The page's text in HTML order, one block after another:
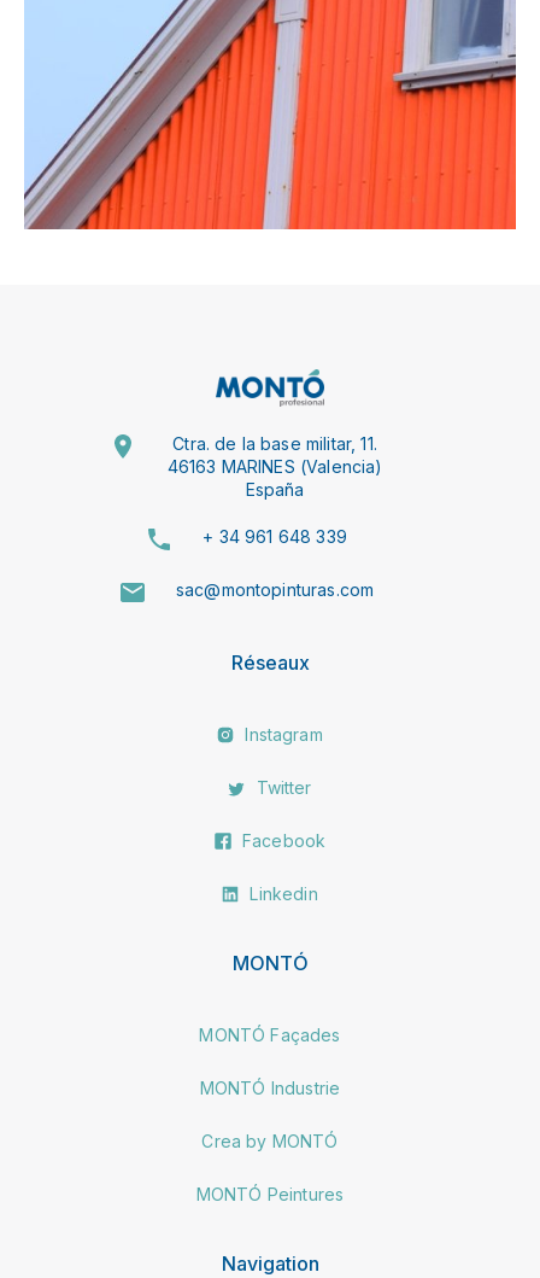
Ctra. de la base militar, 11.
46163 MARINES (Valencia)
España
+ 34 961 648 339
sac@montopinturas.com
Réseaux
Instagram
Twitter
Facebook
Linkedin
MONTÓ
MONTÓ Façades
MONTÓ Industrie
Crea by MONTÓ
MONTÓ Peintures
Navigation